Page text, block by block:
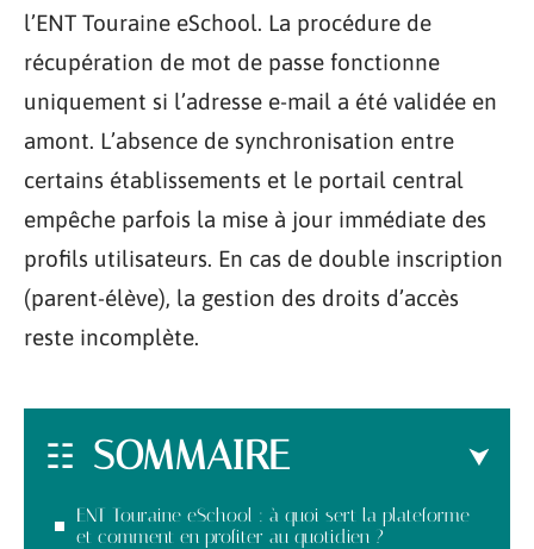
l’ENT Touraine eSchool. La procédure de
récupération de mot de passe fonctionne
uniquement si l’adresse e-mail a été validée en
amont. L’absence de synchronisation entre
certains établissements et le portail central
empêche parfois la mise à jour immédiate des
profils utilisateurs. En cas de double inscription
(parent-élève), la gestion des droits d’accès
reste incomplète.
SOMMAIRE
ENT Touraine eSchool : à quoi sert la plateforme
et comment en profiter au quotidien ?